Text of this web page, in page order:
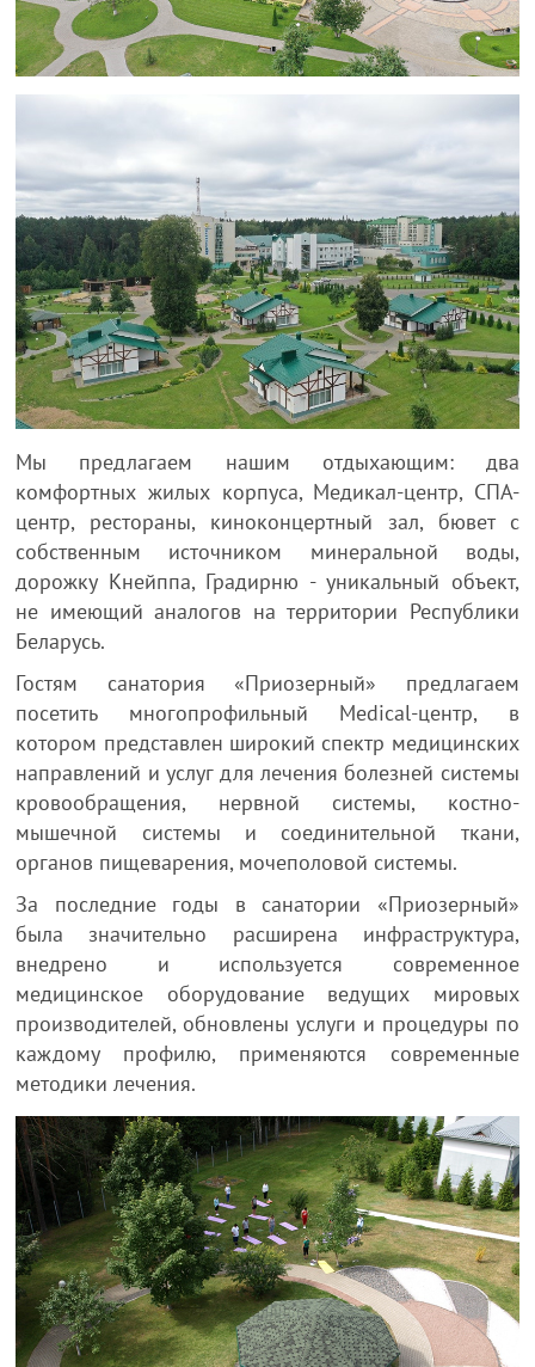
Мы предлагаем нашим отдыхающим: два
комфортных жилых корпуса, Медикал-центр, СПА-
центр, рестораны, киноконцертный зал, бювет с
собственным источником минеральной воды,
дорожку Кнейппа, Градирню - уникальный объект,
не имеющий аналогов на территории Республики
Беларусь.
Гостям санатория «Приозерный» предлагаем
посетить многопрофильный Medical-центр, в
котором представлен широкий спектр медицинских
направлений и услуг для лечения болезней системы
кровообращения, нервной системы, костно-
мышечной системы и соединительной ткани,
органов пищеварения, мочеполовой системы.
За последние годы в санатории «Приозерный»
была значительно расширена инфраструктура,
внедрено и используется современное
медицинское оборудование ведущих мировых
производителей, обновлены услуги и процедуры по
каждому профилю, применяются современные
методики лечения.